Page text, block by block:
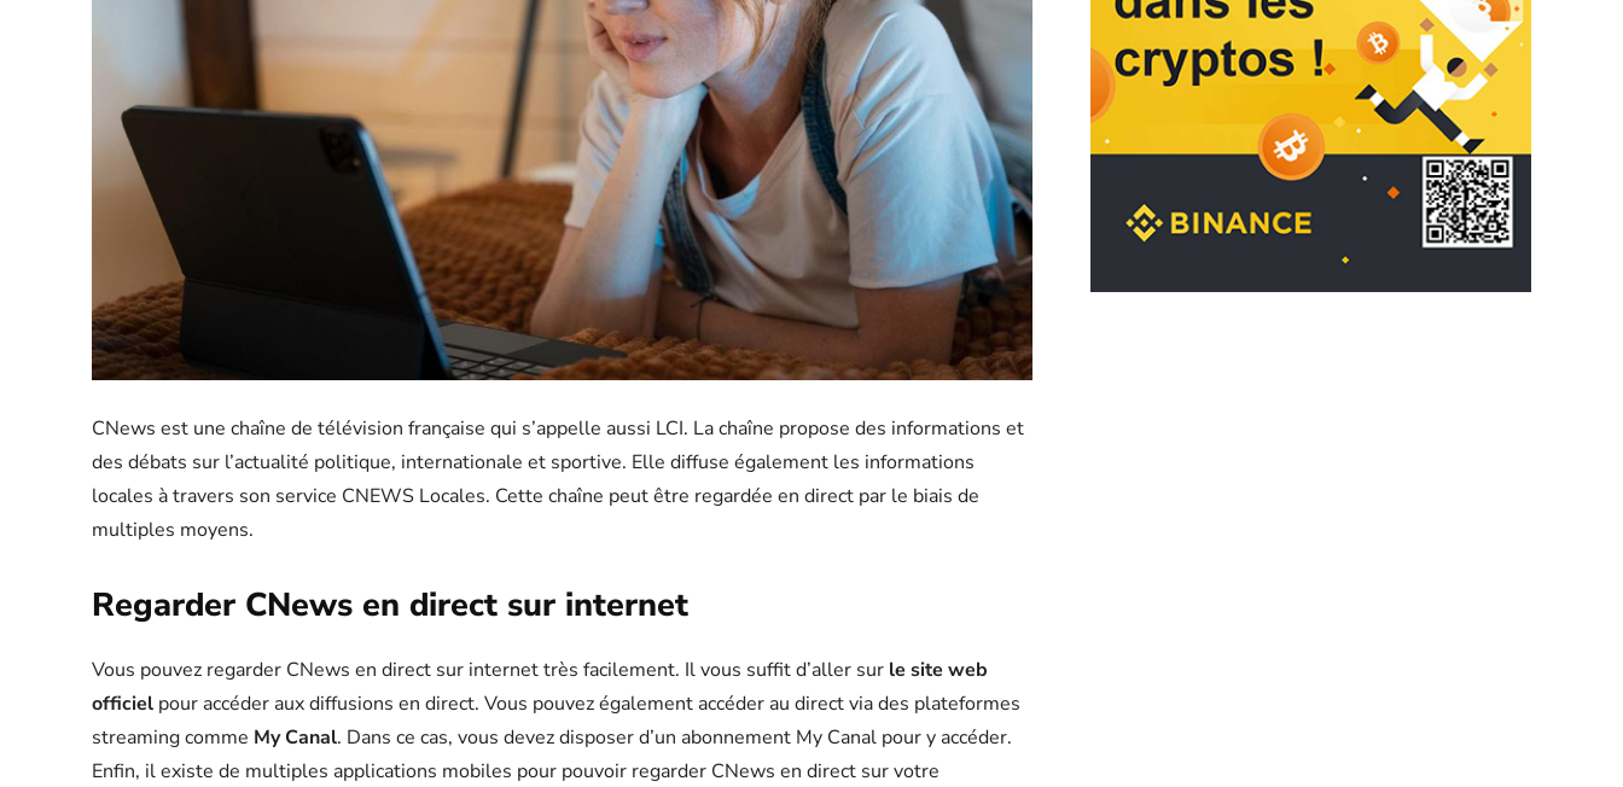
CNews est une chaîne de télévision française qui s’appelle aussi LCI. La chaîne propose des informations et
des débats sur l’actualité politique, internationale et sportive. Elle diffuse également les informations
locales à travers son service CNEWS Locales. Cette chaîne peut être regardée en direct par le biais de
multiples moyens.
Regarder CNews en direct sur internet
Vous pouvez regarder CNews en direct sur internet très facilement. Il vous suffit d’aller sur le site web
officiel pour accéder aux diffusions en direct. Vous pouvez également accéder au direct via des plateformes
streaming comme My Canal. Dans ce cas, vous devez disposer d’un abonnement My Canal pour y accéder.
Enfin, il existe de multiples applications mobiles pour pouvoir regarder CNews en direct sur votre